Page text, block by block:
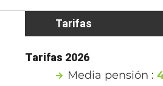
Tarifas
Tarifas 2026
Media pensión :